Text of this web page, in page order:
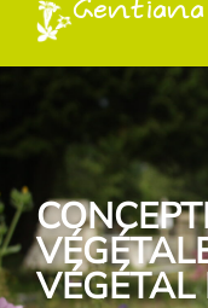
Gentiana
VÉGÉTAL